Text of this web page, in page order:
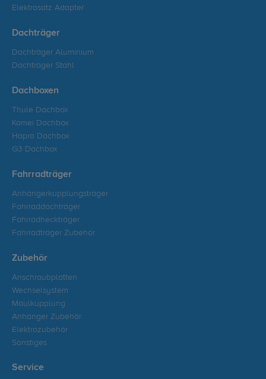
Elektrosatz Adapter
Dachträger
Dachträger Aluminium
Dachträger Stahl
Dachboxen
Thule Dachbox
Kamei Dachbox
Hapro Dachbox
G3 Dachbox
Fahrradträger
Anhängerkupplungsträger
Fahrraddachträger
Fahrradheckträger
Fahrradträger Zubehör
Zubehör
Anschraubplatten
Wechselsystem
Maulkupplung
Anhänger Zubehör
Elektrozubehör
Sonstiges
Service